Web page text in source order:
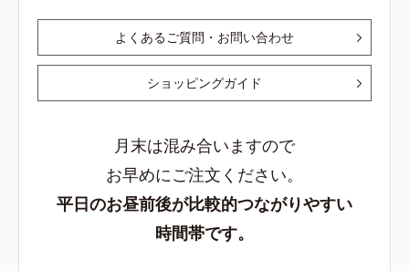
よくあるご質問・お問い合わせ
ショッピングガイド
月末は混み合いますので
お早めにご注文ください。
平日のお昼前後が比較的つながりやすい
時間帯です。